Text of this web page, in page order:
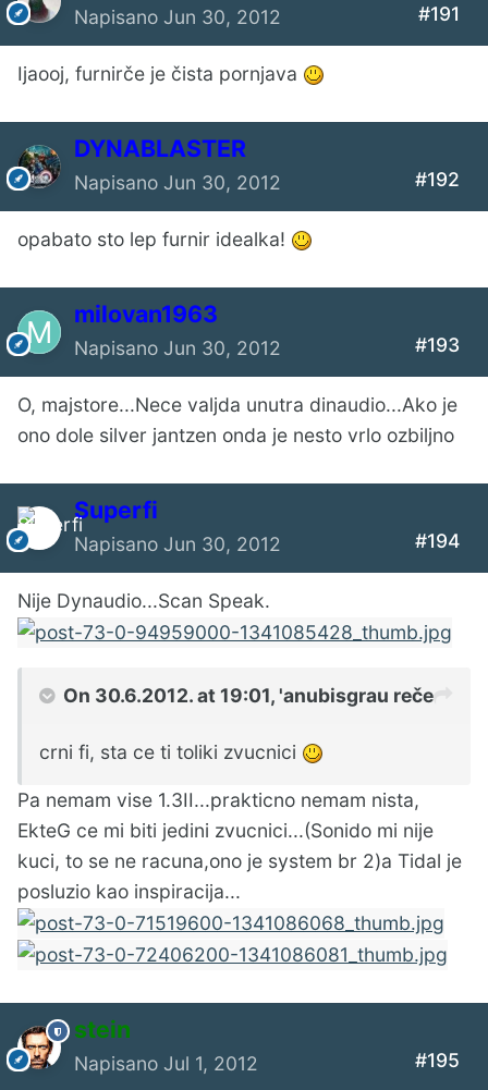
Napisano Jun 30, 2012 #191
Ijaooj, furnirče je čista pornjava
DYNABLASTER
Napisano Jun 30, 2012 #192
opabato sto lep furnir idealka!
milovan1963
Napisano Jun 30, 2012 #193
O, majstore...Nece valjda unutra dinaudio...Ako je
ono dole silver jantzen onda je nesto vrlo ozbiljno
Superfi
Napisano Jun 30, 2012 #194
Nije Dynaudio...Scan Speak.
On 30.6.2012. at 19:01, 'anubisgrau reče
crni fi, sta ce ti toliki zvucnici
Pa nemam vise 1.3II...prakticno nemam nista,
EkteG ce mi biti jedini zvucnici...(Sonido mi nije
kuci, to se ne racuna,ono je system br 2)a Tidal je
posluzio kao inspiracija...
stein
Napisano Jul 1, 2012 #195